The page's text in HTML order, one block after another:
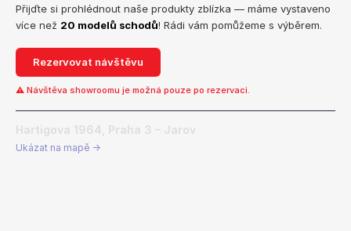
Přijďte si prohlédnout naše produkty zblízka — máme vystaveno
více než 20 modelů schodů! Rádi vám pomůžeme s výběrem.
Rezervovat návštěvu
⚠ Návštěva showroomu je možná pouze po rezervaci.
Hartigova 1964, Praha 3 – Jarov
Ukázat na mapě →